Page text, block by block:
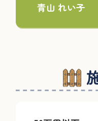
青山 れい子